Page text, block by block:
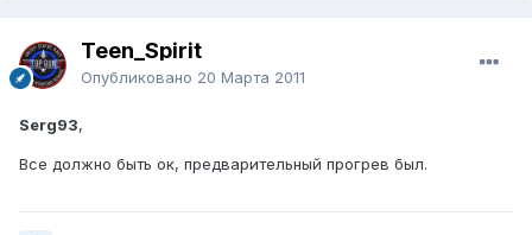
Teen_Spirit
Опубликовано 20 Марта 2011
Serg93,
Все должно быть ок, предварительный прогрев был.